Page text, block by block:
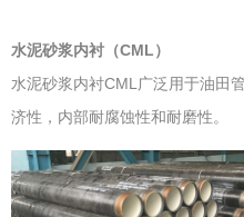
水泥砂浆内衬（CML）
水泥砂浆内衬CML广泛用于油田
济性，内部耐腐蚀性和耐磨性。